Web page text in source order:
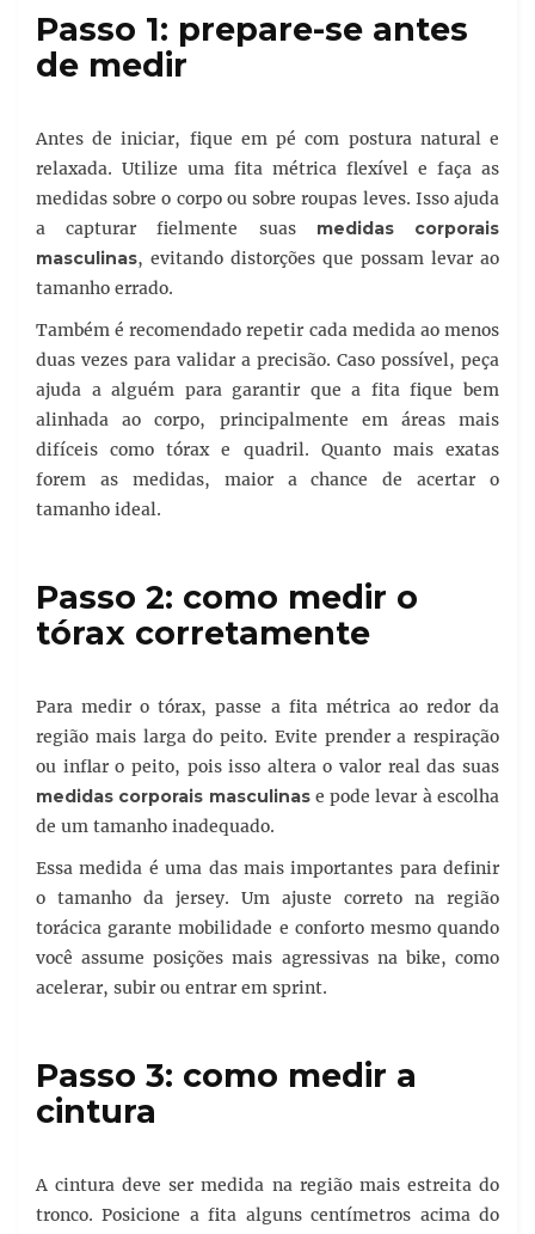
Passo 1: prepare-se antes
de medir
Antes de iniciar, fique em pé com postura natural e
relaxada. Utilize uma fita métrica flexível e faça as
medidas sobre o corpo ou sobre roupas leves. Isso ajuda
a capturar fielmente suas medidas corporais
masculinas, evitando distorções que possam levar ao
tamanho errado.
Também é recomendado repetir cada medida ao menos
duas vezes para validar a precisão. Caso possível, peça
ajuda a alguém para garantir que a fita fique bem
alinhada ao corpo, principalmente em áreas mais
difíceis como tórax e quadril. Quanto mais exatas
forem as medidas, maior a chance de acertar o
tamanho ideal.
Passo 2: como medir o
tórax corretamente
Para medir o tórax, passe a fita métrica ao redor da
região mais larga do peito. Evite prender a respiração
ou inflar o peito, pois isso altera o valor real das suas
medidas corporais masculinase pode levar à escolha
de um tamanho inadequado.
Essa medida é uma das mais importantes para definir
o tamanho da jersey. Um ajuste correto na região
torácica garante mobilidade e conforto mesmo quando
você assume posições mais agressivas na bike, como
acelerar, subir ou entrar em sprint.
Passo 3: como medir a
cintura
A cintura deve ser medida na região mais estreita do
tronco. Posicione a fita alguns centímetros acima do